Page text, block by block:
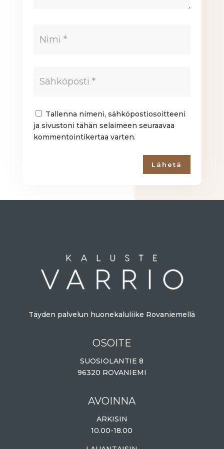
Tallenna nimeni, sähköpostiosoitteeni
ja sivustoni tähän selaimeen seuraavaa
kommentointikertaa varten.
Lähetä
Täyden palvelun huonekaluliike Rovaniemellä
OSOITE
SUOSIOLANTIE 8
96320 ROVANIEMI
AVOINNA
ARKISIN
10.00-18.00